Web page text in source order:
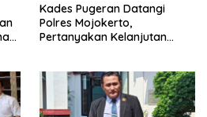
Kades Pugeran Datangi
Polres Mojokerto,
Pertanyakan Kelanjutan